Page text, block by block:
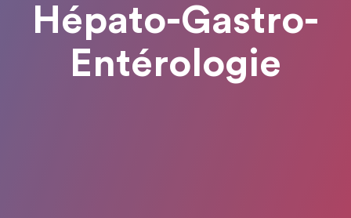
Hépato-Gastro-
Entérologie